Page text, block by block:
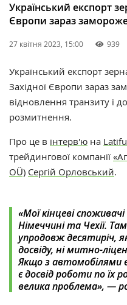
Український експорт
Європи зараз
27 квітня 2023, 15:00 939
Український експорт
Західної Європи зараз
відновлення транзиту і
розмитнення.
Про це в інтерв'ю на
трейдингової компанії
OÜ) Сергій Орловський.
«Мої кінцеві
Німеччині та Чехії.
упродовж десятиріч,
досвіду, ні митно-
Якщо з автомобілями
є досвід роботи по
велика проблема», —